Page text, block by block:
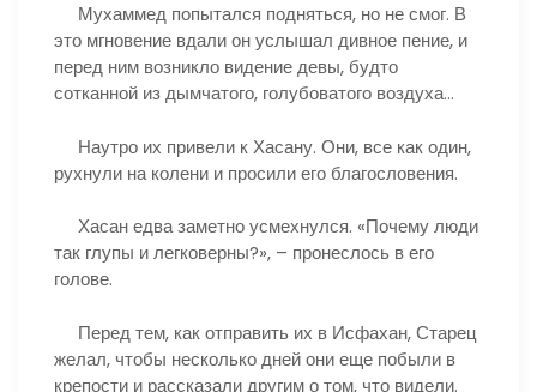
Мухаммед попытался подняться, но не смог. В
это мгновение вдали он услышал дивное пение, и
перед ним возникло видение девы, будто
сотканной из дымчатого, голубоватого воздуха…
Наутро их привели к Хасану. Они, все как один,
рухнули на колени и просили его благословения.
Хасан едва заметно усмехнулся. «Почему люди
так глупы и легковерны?», – пронеслось в его
голове.
Перед тем, как отправить их в Исфахан, Старец
желал, чтобы несколько дней они еще побыли в
крепости и рассказали другим о том, что видели.